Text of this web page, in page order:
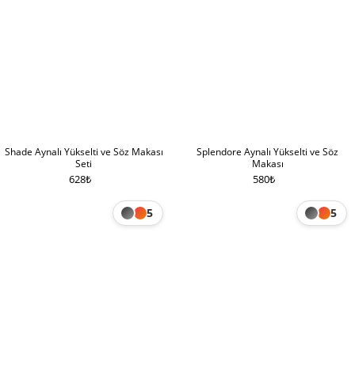
Shade Aynalı Yükselti ve Söz Makası
Seti
628₺
Splendore Aynalı Yükselti ve Söz
Makası
580₺
5 5